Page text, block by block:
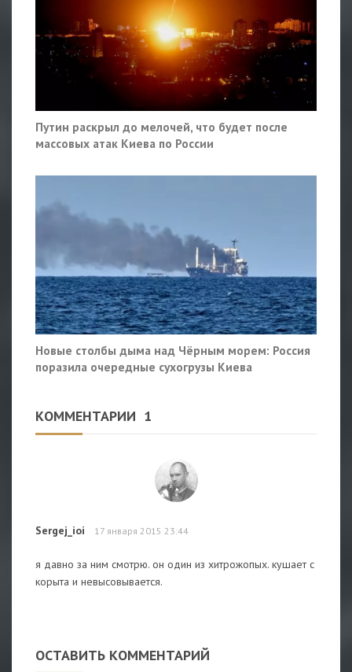
Путин раскрыл до мелочей, что будет после
массовых атак Киева по России
Новые столбы дыма над Чёрным морем: Россия
поразила очередные сухогрузы Киева
КОММЕНТАРИИ 1
Sergej_ioi 17 января 2015 23:44
я давно за ним смотрю. он один из хитрожопых. кушает с
корыта и невысовывается.
ОСТАВИТЬ КОММЕНТАРИЙ